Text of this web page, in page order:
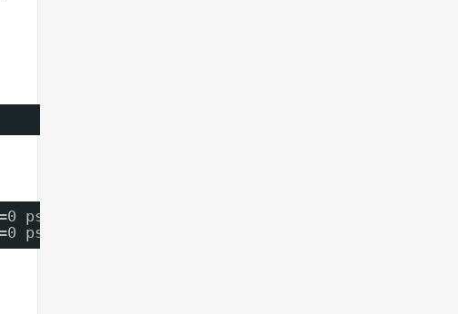
psub=0 multi=-1 qbuf=0 obl=0 oll=0 events=r
psub=0 multi=-1 qbuf=0 obl=0 oll=0 events=r